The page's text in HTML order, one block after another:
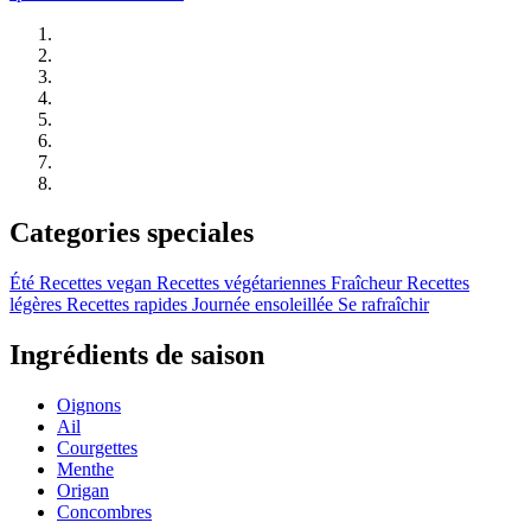
Categories speciales
Été Recettes vegan Recettes végétariennes Fraîcheur Recettes
légères Recettes rapides Journée ensoleillée Se rafraîchir
Ingrédients de saison
Oignons
Ail
Courgettes
Menthe
Origan
Concombres